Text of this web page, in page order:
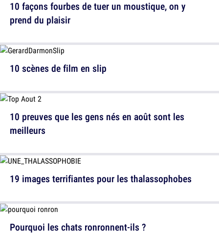
10 scènes de film en slip
19 images terrifiantes pour les thalassophobes
10 façons fourbes de tuer un moustique, on y
prend du plaisir
10 preuves que les gens nés en août sont les
meilleurs
Pourquoi les chats ronronnent-ils ?